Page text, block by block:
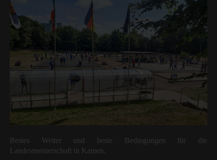
Bestes Wetter und beste Bedingungen für die
Landesmeisterschaft in Kamen.